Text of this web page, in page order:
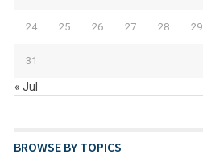
24 25 26 27 28 29
31
« Jul
BROWSE BY TOPICS